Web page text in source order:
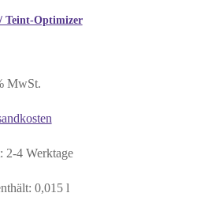
Teint-Optimizer
MwSt.
2-4 Werktage
0,015 l